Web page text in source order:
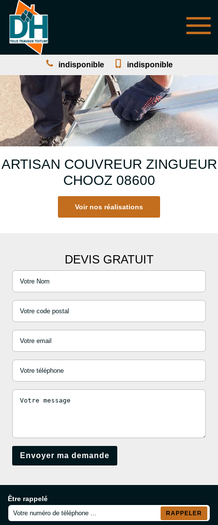
indisponible indisponible
ARTISAN COUVREUR ZINGUEUR
CHOOZ 08600
Voir nos réalisations
DEVIS GRATUIT
Être rappelé